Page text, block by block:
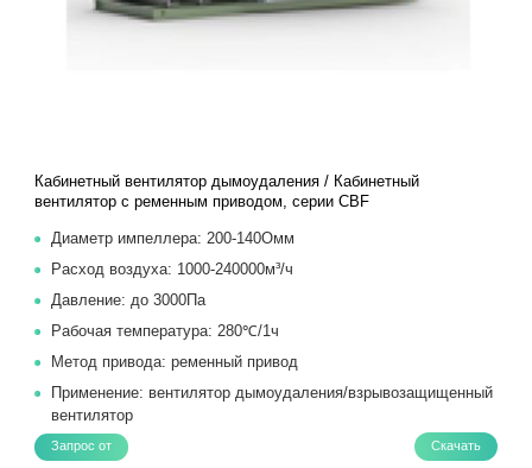
Кабинетный вентилятор дымоудаления / Кабинетный
вентилятор с ременным приводом, серии CBF
Диаметр импеллера: 200-140Oмм
Расход воздуха: 1000-240000м³/ч
Давление: до 3000Па
Рабочая температура: 280℃/1ч
Метод привода: ременный привод
Применение: вентилятор дымоудаления/взрывозащищенный
вентилятор
Запрос от Скачать